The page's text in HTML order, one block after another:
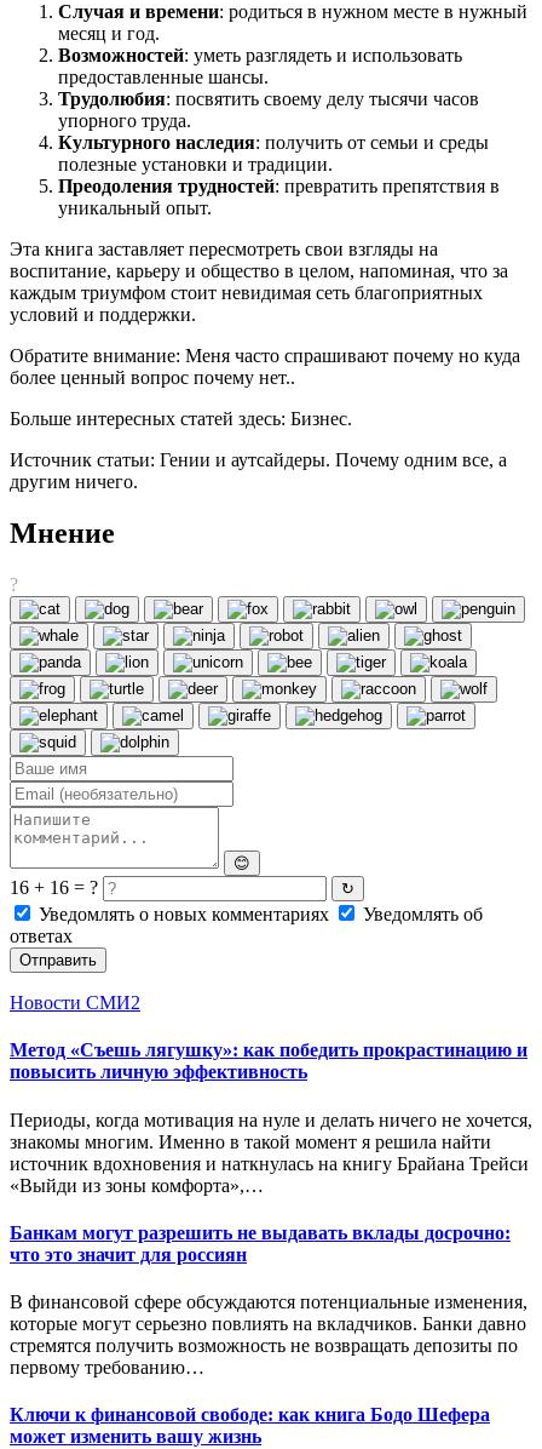
Случая и времени: родиться в нужном месте в нужный
месяц и год.
Возможностей: уметь разглядеть и использовать
предоставленные шансы.
Трудолюбия: посвятить своему делу тысячи часов
упорного труда.
Культурного наследия: получить от семьи и среды
полезные установки и традиции.
Преодоления трудностей: превратить препятствия в
уникальный опыт.
Эта книга заставляет пересмотреть свои взгляды на
воспитание, карьеру и общество в целом, напоминая, что за
каждым триумфом стоит невидимая сеть благоприятных
условий и поддержки.
Обратите внимание: Меня часто спрашивают почему но куда
более ценный вопрос почему нет..
Больше интересных статей здесь: Бизнес.
Источник статьи: Гении и аутсайдеры. Почему одним все, а
другим ничего.
Мнение
?
😊
16 + 16 = ? ↻
Уведомлять о новых комментариях
Уведомлять об
ответах
Отправить
Новости СМИ2
Метод «Съешь лягушку»: как победить прокрастинацию и
повысить личную эффективность
Периоды, когда мотивация на нуле и делать ничего не хочется,
знакомы многим. Именно в такой момент я решила найти
источник вдохновения и наткнулась на книгу Брайана Трейси
«Выйди из зоны комфорта»,…
Банкам могут разрешить не выдавать вклады досрочно:
что это значит для россиян
В финансовой сфере обсуждаются потенциальные изменения,
которые могут серьезно повлиять на вкладчиков. Банки давно
стремятся получить возможность не возвращать депозиты по
первому требованию…
Ключи к финансовой свободе: как книга Бодо Шефера
может изменить вашу жизнь